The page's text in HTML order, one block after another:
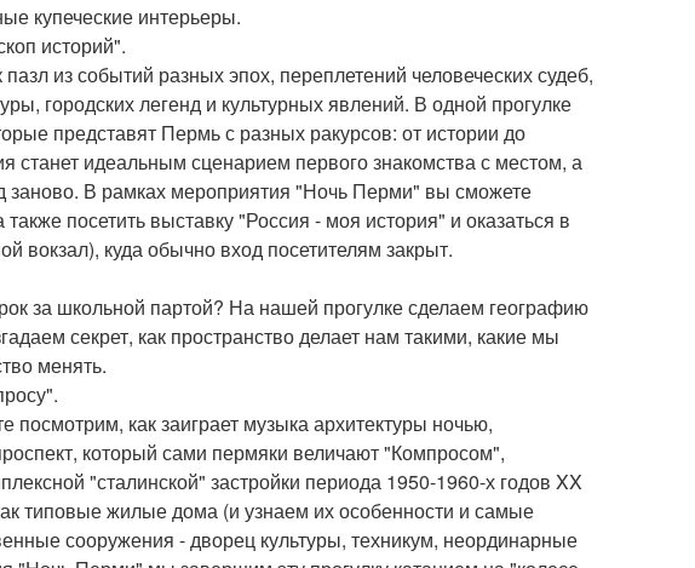
купеческие интерьеры.
историй".
из событий разных эпох, переплетений человеческих судеб,
городских легенд и культурных явлений. В одной прогулке
представят Пермь с разных ракурсов: от истории до
станет идеальным сценарием первого знакомства с местом, а
заново. В рамках мероприятия "Ночь Перми" вы сможете
посетить выставку "Россия - моя история" и оказаться в
вокзал), куда обычно вход посетителям закрыт.
за школьной партой? На нашей прогулке сделаем географию
секрет, как пространство делает нам такими, какие мы
менять.
как заиграет музыка архитектуры ночью,
который сами пермяки величают "Компросом",
"сталинской" застройки периода 1950-1960-х годов XX
типовые жилые дома (и узнаем их особенности и самые
сооружения - дворец культуры, техникум, неординарные